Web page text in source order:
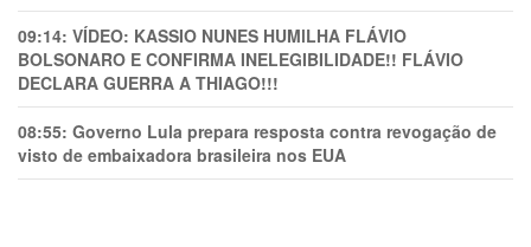
09:14: VÍDEO: KASSIO NUNES HUMlLHA FLÁVIO
BOLSONARO E CONFIRMA INELEGIBILIDADE!! FLÁVIO
DECLARA GUERRA A THIAGO!!!
08:55: Governo Lula prepara resposta contra revogação de
visto de embaixadora brasileira nos EUA